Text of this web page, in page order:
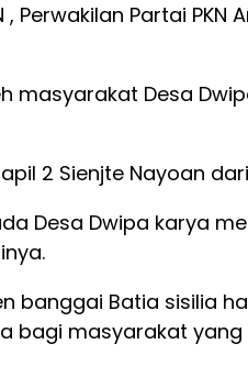
Perwakilan Partai
Desa
2 Sienjte Nayoan
Desa Dwipa karya
banggai Batia sisilia
masyarakat